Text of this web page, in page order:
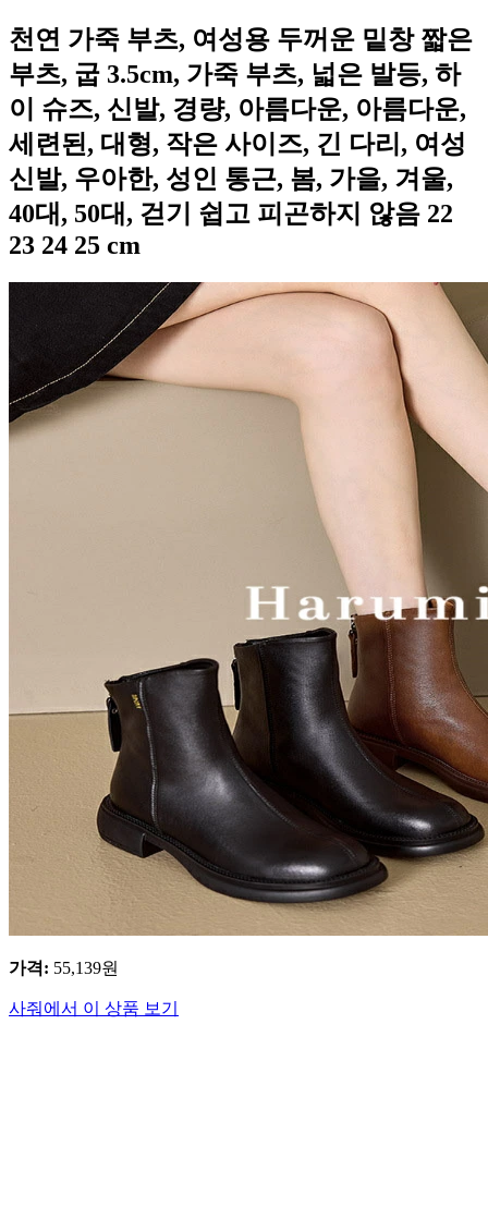
천연 가죽 부츠, 여성용 두꺼운 밑창 짧은
부츠, 굽 3.5cm, 가죽 부츠, 넓은 발등, 하
이 슈즈, 신발, 경량, 아름다운, 아름다운,
세련된, 대형, 작은 사이즈, 긴 다리, 여성
신발, 우아한, 성인 통근, 봄, 가을, 겨울,
40대, 50대, 걷기 쉽고 피곤하지 않음 22
23 24 25 cm
가격: 55,139원
사줘에서 이 상품 보기